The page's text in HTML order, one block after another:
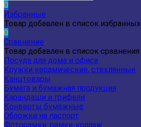
0
Избранные
Товар добавлен в список избранных
0
Сравнение
Товар добавлен в список сравнения
Посуда для дома и офиса
Кружки керамические, стеклянные
Канцтовары
Бумага и бумажная продукция
Карандаши и грифели
Конверты бумажные
Обложки на паспорт
Фоторамки, рамки-коллаж